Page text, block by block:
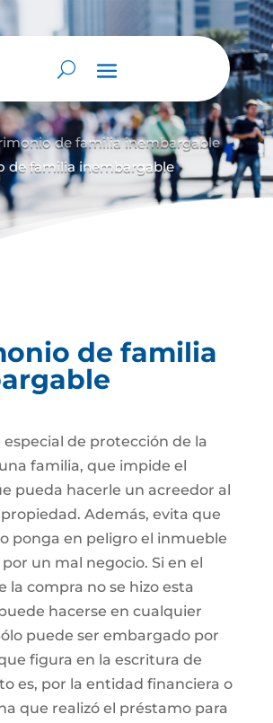
de familia inembargable
de familia inembargable
de familia
especial de protección de la
familia, que impide el
pueda hacerle un acreedor al
Además, evita que
ponga en peligro el inmueble
un mal negocio. Si en el
la compra no se hizo esta
hacerse en cualquier
puede ser embargado por
figura en la escritura de
es, por la entidad financiera o
que realizó el préstamo para